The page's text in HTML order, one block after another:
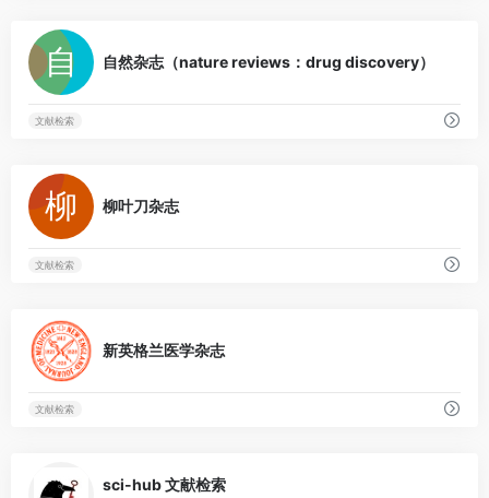
自然杂志（nature reviews：drug discovery）
文献检索
柳叶刀杂志
文献检索
新英格兰医学杂志
文献检索
sci-hub 文献检索